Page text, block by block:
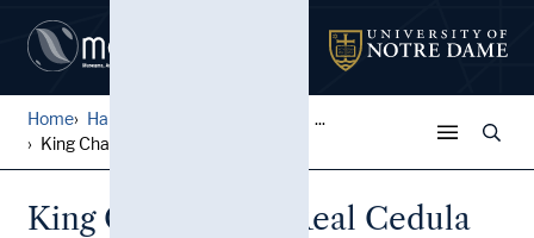
Home Harley L. McDevitt Inquisit...
...
King Charles III, "Real Ced...
King Charles III, "Real Cedula